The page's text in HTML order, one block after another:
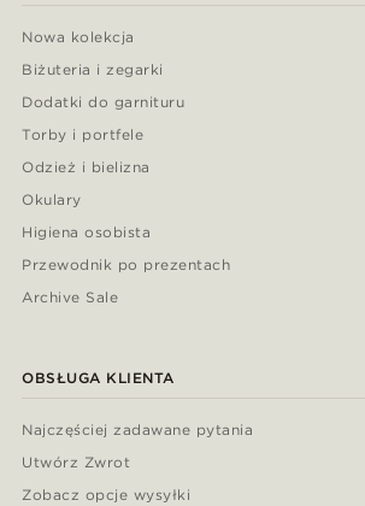
Nowa kolekcja
Biżuteria i zegarki
Dodatki do garnituru
Torby i portfele
Odzież i bielizna
Okulary
Higiena osobista
Przewodnik po prezentach
Archive Sale
OBSŁUGA KLIENTA
Najczęściej zadawane pytania
Utwórz Zwrot
Zobacz opcje wysyłki